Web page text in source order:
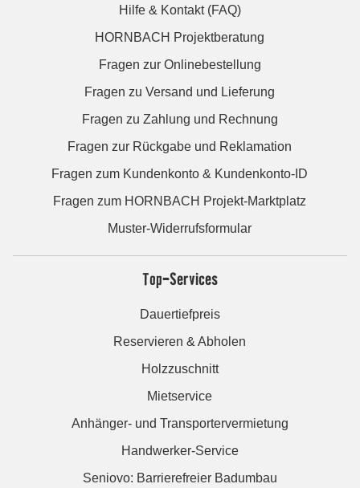
Hilfe & Kontakt (FAQ)
HORNBACH Projektberatung
Fragen zur Onlinebestellung
Fragen zu Versand und Lieferung
Fragen zu Zahlung und Rechnung
Fragen zur Rückgabe und Reklamation
Fragen zum Kundenkonto & Kundenkonto-ID
Fragen zum HORNBACH Projekt-Marktplatz
Muster-Widerrufsformular
Top-Services
Dauertiefpreis
Reservieren & Abholen
Holzzuschnitt
Mietservice
Anhänger- und Transportervermietung
Handwerker-Service
Seniovo: Barrierefreier Badumbau